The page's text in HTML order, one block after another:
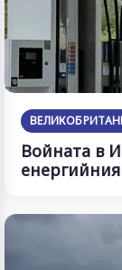
Войната в
енергийния